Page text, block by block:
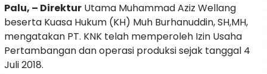
Palu, – Direktur Utama Muhammad Aziz Wellang
beserta Kuasa Hukum (KH) Muh Burhanuddin, SH,MH,
mengatakan PT. KNK telah memperoleh Izin Usaha
Pertambangan dan operasi produksi sejak tanggal 4
Juli 2018.